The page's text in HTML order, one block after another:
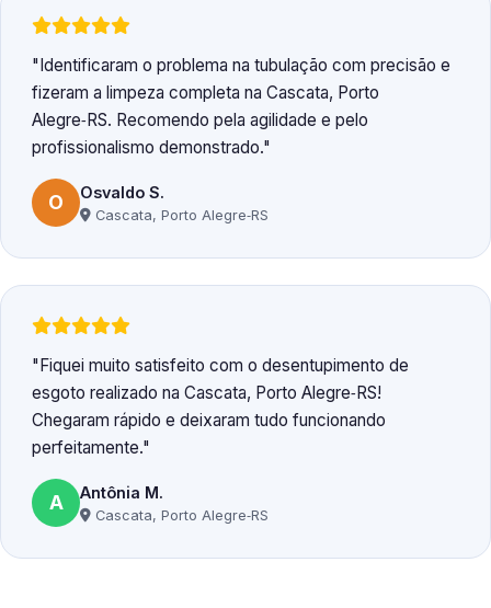
Identificaram o problema na tubulação com precisão e
fizeram a limpeza completa na Cascata, Porto
Alegre‑RS. Recomendo pela agilidade e pelo
profissionalismo demonstrado.
O Osvaldo S.
Cascata, Porto Alegre‑RS
Fiquei muito satisfeito com o desentupimento de
esgoto realizado na Cascata, Porto Alegre‑RS!
Chegaram rápido e deixaram tudo funcionando
perfeitamente.
A Antônia M.
Cascata, Porto Alegre‑RS